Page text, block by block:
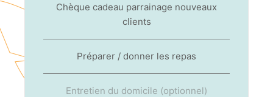
Chèque cadeau parrainage nouveaux
clients
Préparer / donner les repas
Entretien du domicile (optionnel)